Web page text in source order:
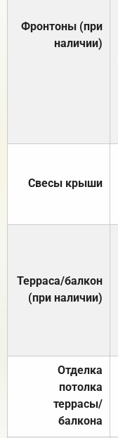
Фронтоны (при
наличии)
Свесы крыши
Терраса/балкон
(при наличии)
Отделка
потолка
террасы/
балкона